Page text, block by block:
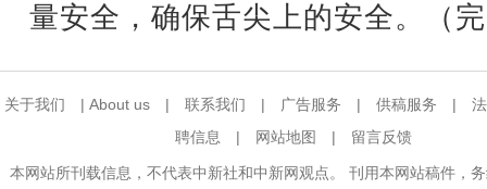
量安全，确保舌尖上的安全。（
关于我们 | About us | 联系我们 | 广告服务 | 供稿服务 |
聘信息
| 网站地图 | 留言反馈
本网站所刊载信息，不代表中新社和中新网观点。 刊用本网站稿件，